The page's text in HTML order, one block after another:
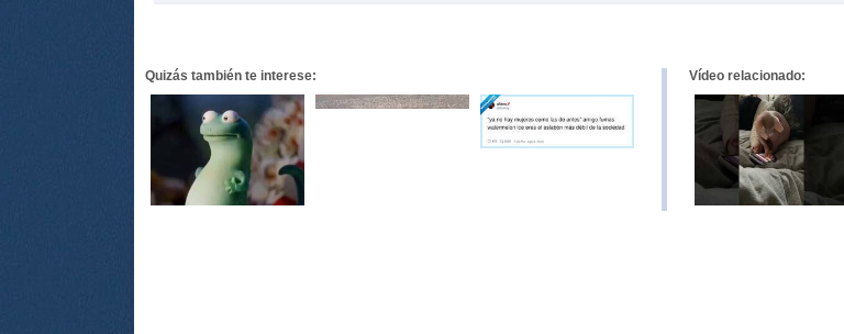
Quizás también te interese: Vídeo relacionado: